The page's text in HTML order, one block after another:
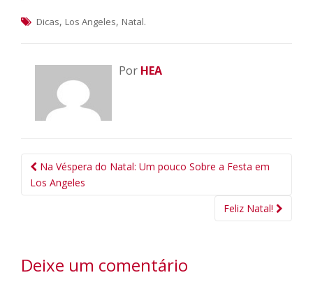
Dicas, Los Angeles, Natal.
Por HEA
Navegação
da
Na Véspera do Natal: Um pouco Sobre a Festa em
Los Angeles
Feliz Natal!
Deixe um comentário